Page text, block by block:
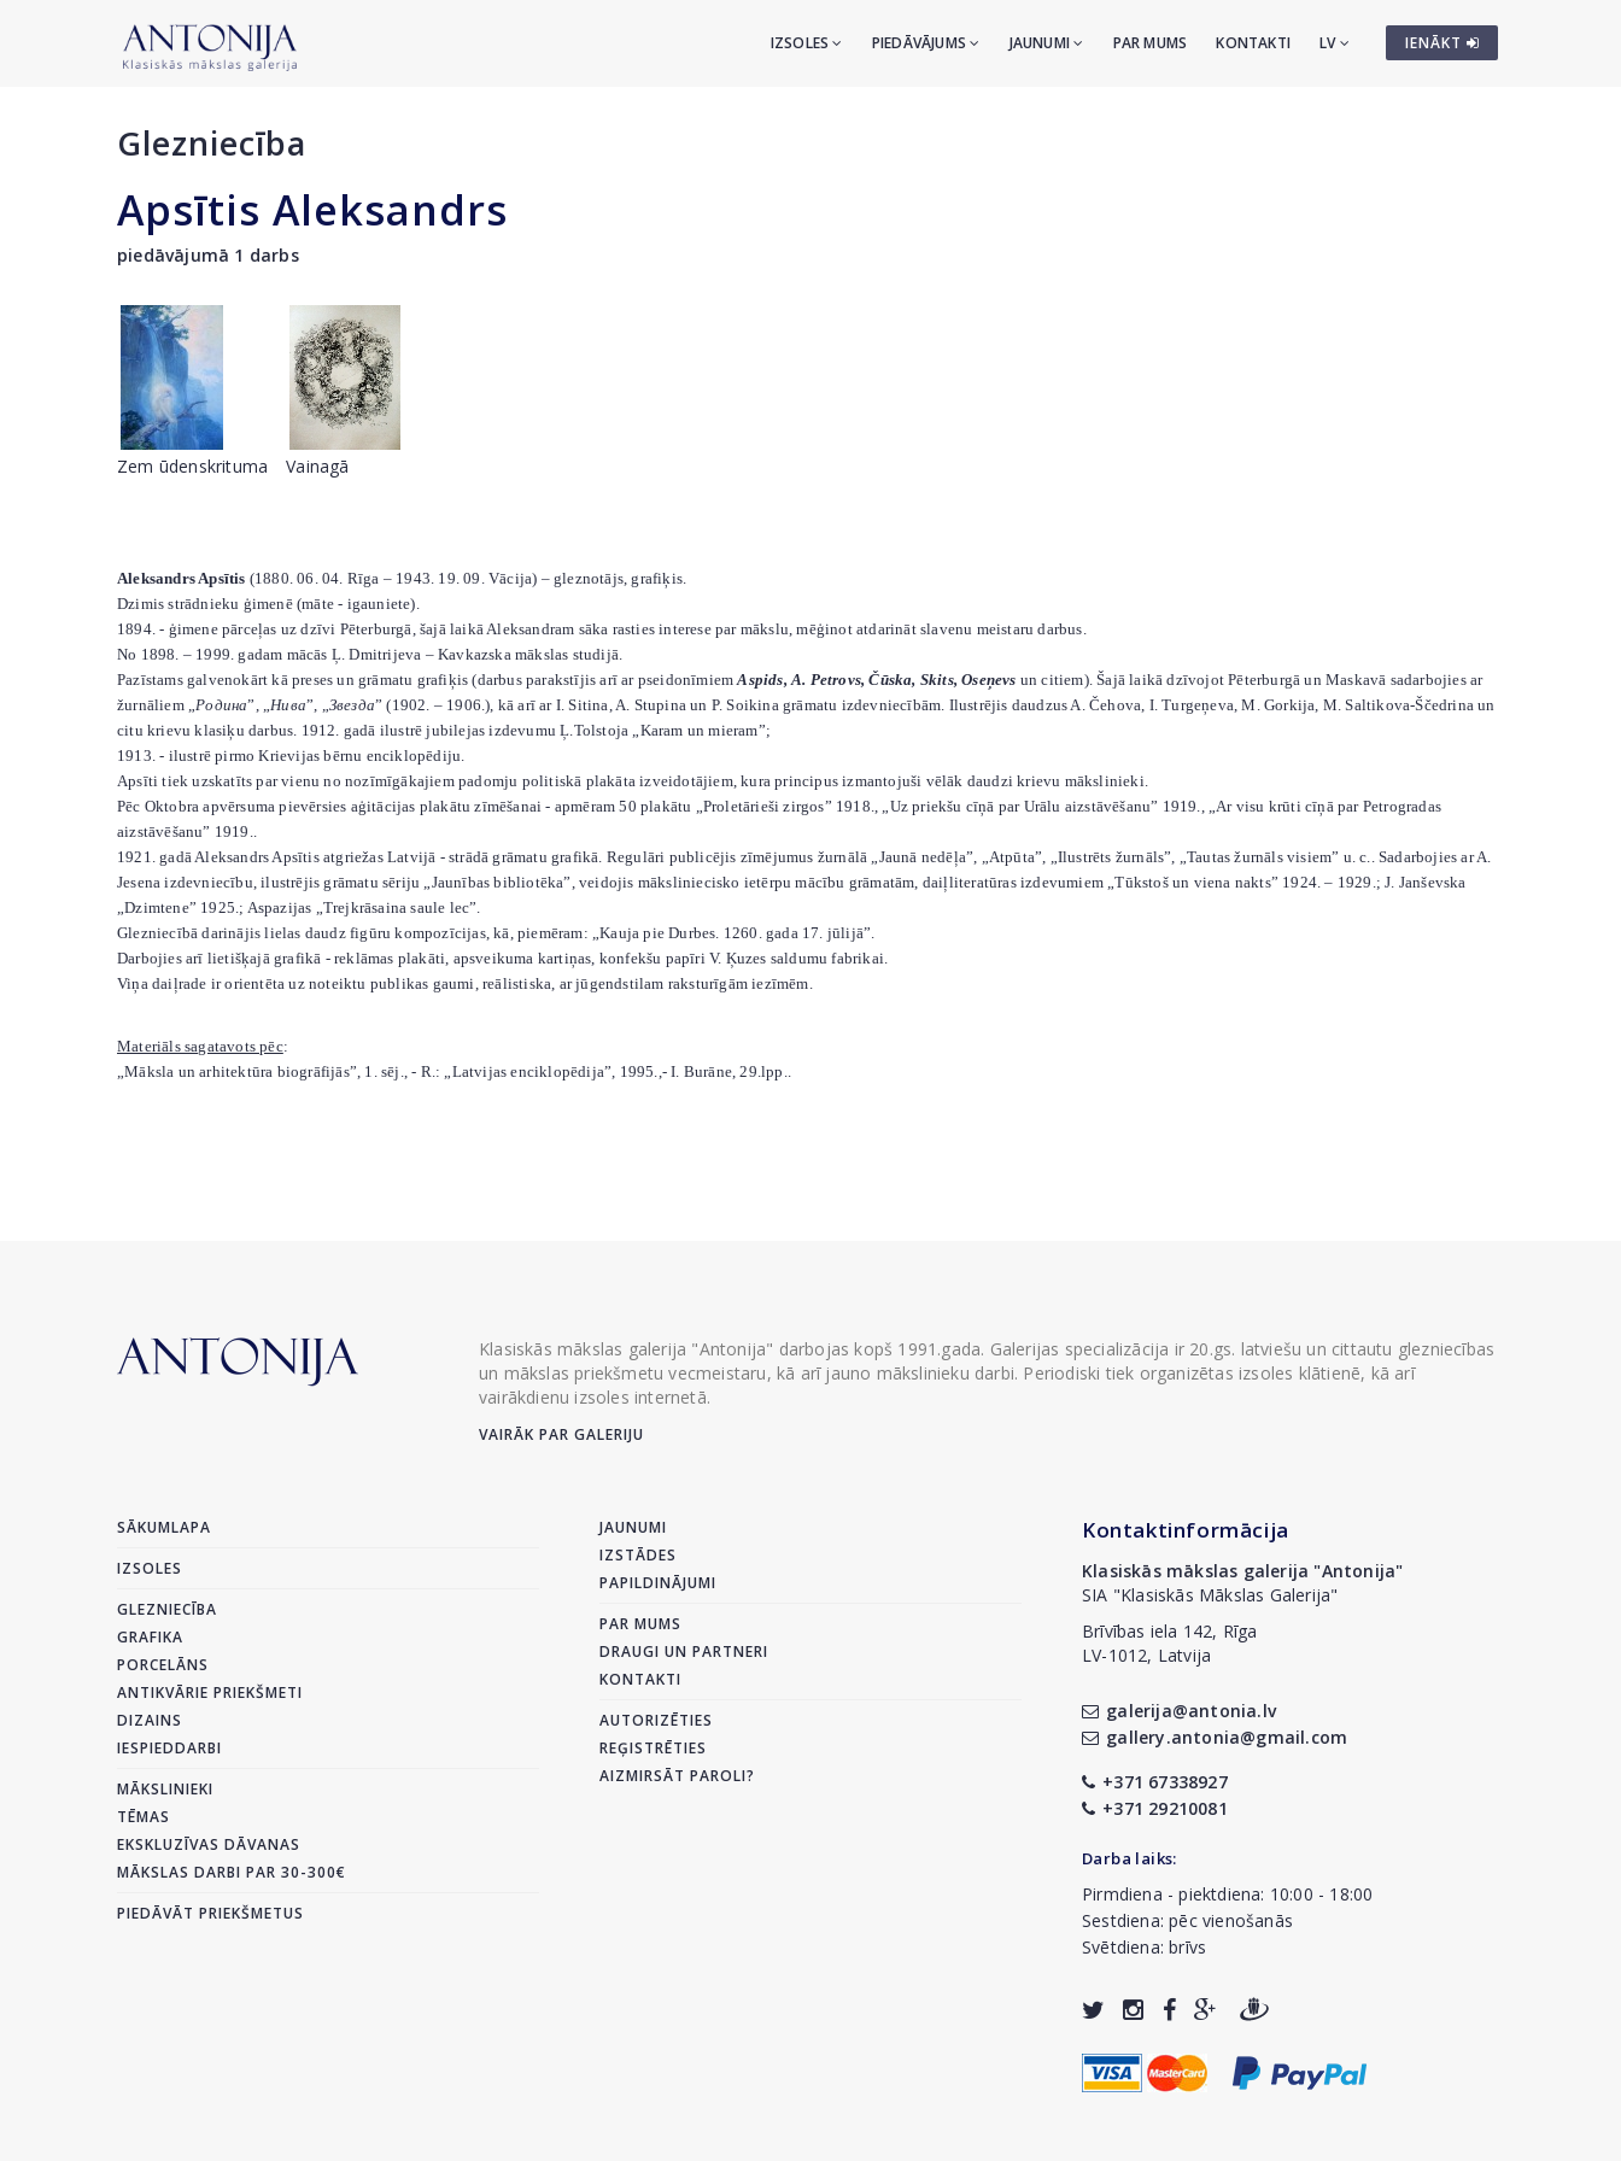
IENĀKT
IZSOLES PIEDĀVĀJUMS JAUNUMI PAR MUMS KONTAKTI LV
Glezniecība
Apsītis Aleksandrs
piedāvājumā 1 darbs
Zem ūdenskrituma Vainagā
Aleksandrs Apsītis (1880. 06. 04. Rīga – 1943. 19. 09. Vācija) – gleznotājs, grafiķis.
Dzimis strādnieku ģimenē (māte - igauniete).
1894. - ģimene pārceļas uz dzīvi Pēterburgā, šajā laikā Aleksandram sāka rasties interese par mākslu, mēģinot atdarināt slavenu meistaru darbus.
No 1898. – 1999. gadam mācās Ļ. Dmitrijeva – Kavkazska mākslas studijā.
Pazīstams galvenokārt kā preses un grāmatu grafiķis (darbus parakstījis arī ar pseidonīmiemAspids, A. Petrovs, Čūska, Skits, Oseņevs un citiem). Šajā laikā dzīvojot Pēterburgā un Maskavā sadarbojies ar
žurnāliem „Родина”, „Нива”, „Звезда” (1902. – 1906.), kā arī ar I. Sitina, A. Stupina un P. Soikina grāmatu izdevniecībām. Ilustrējis daudzus A. Čehova, I. Turgeņeva, M. Gorkija, M. Saltikova-Ščedrina un
citu krievu klasiķu darbus. 1912. gadā ilustrē jubilejas izdevumu Ļ.Tolstoja „Karam un mieram”;
1913. - ilustrē pirmo Krievijas bērnu enciklopēdiju.
Apsīti tiek uzskatīts par vienu no nozīmīgākajiem padomju politiskā plakāta izveidotājiem, kura principus izmantojuši vēlāk daudzi krievu mākslinieki.
Pēc Oktobra apvērsuma pievērsies aģitācijas plakātu zīmēšanai - apmēram 50 plakātu „Proletārieši zirgos” 1918., „Uz priekšu cīņā par Urālu aizstāvēšanu” 1919., „Ar visu krūti cīņā par Petrogradas
aizstāvēšanu” 1919..
1921. gadā Aleksandrs Apsītis atgriežas Latvijā - strādā grāmatu grafikā. Regulāri publicējis zīmējumus žurnālā „Jaunā nedēļa”, „Atpūta”, „Ilustrēts žurnāls”, „Tautas žurnāls visiem” u. c.. Sadarbojies ar A.
Jesena izdevniecību, ilustrējis grāmatu sēriju „Jaunības bibliotēka”, veidojis māksliniecisko ietērpu mācību grāmatām, daiļliteratūras izdevumiem „Tūkstoš un viena nakts” 1924. – 1929.; J. Janševska
„Dzimtene” 1925.; Aspazijas „Trejkrāsaina saule lec”.
Glezniecībā darinājis lielas daudz figūru kompozīcijas, kā, piemēram: „Kauja pie Durbes. 1260. gada 17. jūlijā”.
Darbojies arī lietišķajā grafikā - reklāmas plakāti, apsveikuma kartiņas, konfekšu papīri V. Ķuzes saldumu fabrikai.
Viņa daiļrade ir orientēta uz noteiktu publikas gaumi, reālistiska, ar jūgendstilam raksturīgām iezīmēm.
Materiāls sagatavots pēc:
„Māksla un arhitektūra biogrāfijās”, 1. sēj., - R.: „Latvijas enciklopēdija”, 1995.,- I. Burāne, 29.lpp..
Klasiskās mākslas galerija "Antonija" darbojas kopš 1991.gada. Galerijas specializācija ir 20.gs. latviešu un cittautu glezniecības
un mākslas priekšmetu vecmeistaru, kā arī jauno mākslinieku darbi. Periodiski tiek organizētas izsoles klātienē, kā arī
vairākdienu izsoles internetā.
VAIRĀK PAR GALERIJU
SĀKUMLAPA
IZSOLES
GLEZNIECĪBA
GRAFIKA
PORCELĀNS
ANTIKVĀRIE PRIEKŠMETI
DIZAINS
IESPIEDDARBI
MĀKSLINIEKI
TĒMAS
EKSKLUZĪVAS DĀVANAS
MĀKSLAS DARBI PAR 30-300€
PIEDĀVĀT PRIEKŠMETUS
JAUNUMI
IZSTĀDES
PAPILDINĀJUMI
PAR MUMS
DRAUGI UN PARTNERI
KONTAKTI
AUTORIZĒTIES
REĢISTRĒTIES
AIZMIRSĀT PAROLI?
Kontaktinformācija
Klasiskās mākslas galerija "Antonija"
SIA "Klasiskās Mākslas Galerija"
Brīvības iela 142, Rīga
LV-1012, Latvija
galerija@antonia.lv
gallery.antonia@gmail.com
+371 67338927
+371 29210081
Darba laiks:
Pirmdiena - piektdiena: 10:00 - 18:00
Sestdiena: pēc vienošanās
Svētdiena: brīvs